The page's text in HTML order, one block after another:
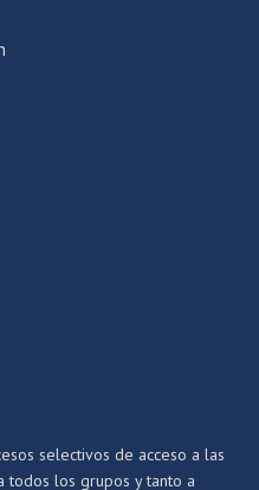
selectivos de acceso a las
todos los grupos y tanto a